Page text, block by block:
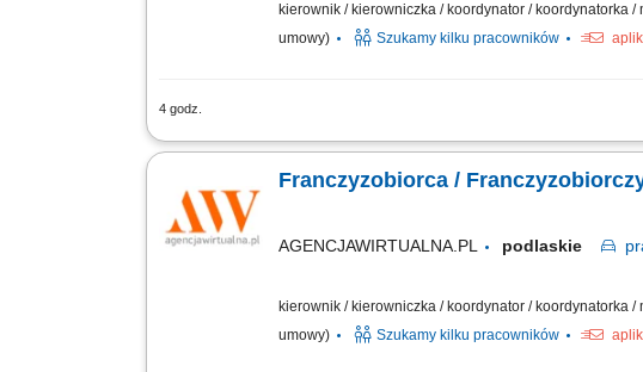
kierownik / kierowniczka / koordynator / koordynatorka
umowy)
Szukamy kilku pracowników
4 godz.
Zakres działania: rozwijanie własnej działalności w
Franczyzobiorca /
AGENCJAWIRTUALNA.PL podlaskie
kierownik / kierowniczka / koordynator / koordynatorka
umowy)
Szukamy kilku pracowników